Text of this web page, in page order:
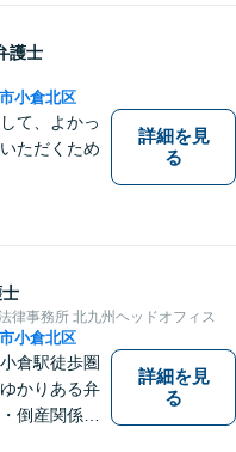
ルサービス
メール相談
柔軟に対応
ずは、ご相
護士
小倉北区
て、よかっ
ただくため
詳細を見
る
律事務所 北九州ヘッドオフィス
小倉北区
倉駅徒歩圏
かりある弁
倒産関係・
詳細を見
る